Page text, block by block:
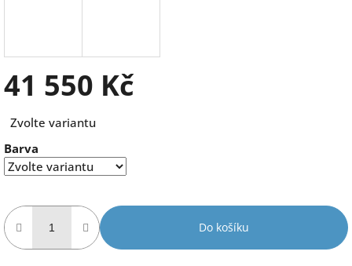
41 550 Kč
cena:
Zvolte variantu
Barva
Do košíku